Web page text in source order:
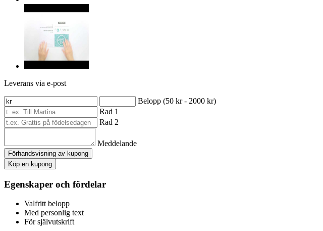
Leverans via e-post
Belopp (50 kr - 2000 kr)
Rad 1
Rad 2
Meddelande
Förhandsvisning av kupong
Köp en kupong
Egenskaper och fördelar
Valfritt belopp
Med personlig text
För självutskrift